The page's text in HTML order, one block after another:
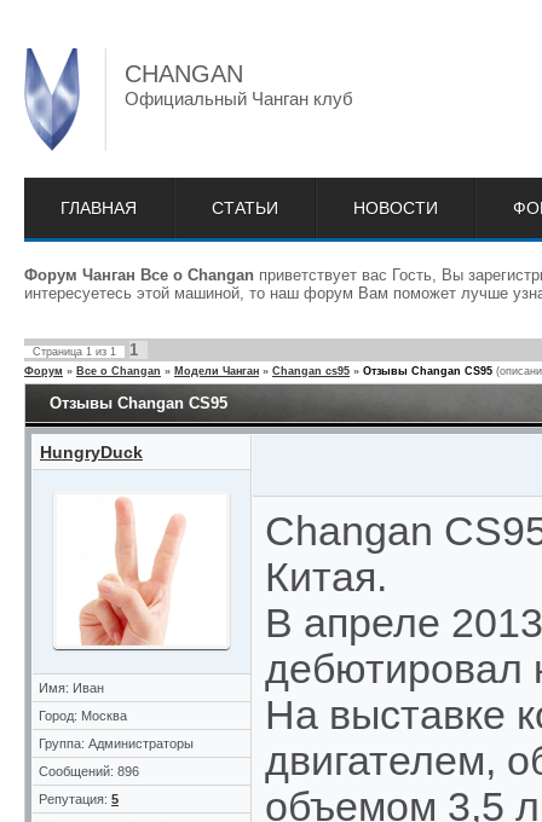
CHANGAN
Официальный Чанган клуб
ГЛАВНАЯ СТАТЬИ НОВОСТИ
Форум Чанган Все о Changan приветствует вас Гость, Вы
интересуетесь этой машиной, то наш форум Вам поможет лучше
Страница 1 из 1 1
Форум » Все о Changan » Модели Чанган » Changan cs95 » Отзывы Changan CS95
Отзывы Changan CS95
HungryDuck
Имя: Иван
Город: Москва
Группа: Администраторы
Сообщений: 896
Репутация: 5
Changan
Китая.
В апреле
дебютировал
На выставке
двигателем,
объемом 3,5